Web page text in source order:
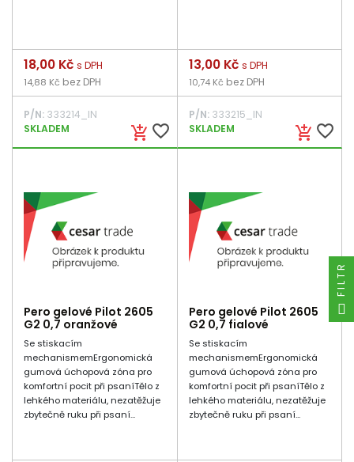
add_shopping_cart favorite_border
Cena
18,00 Kč s DPH
14,88 Kč bez DPH
P/N: 333214_IN
SKLADEM
add_shopping_cart favorite_border
Cena
13,00 Kč s DPH
10,74 Kč bez DPH
P/N:333215_IN
SKLADEM
Pero gelové Pilot 2605
G2 0,7 oranžové
Se stiskacím
mechanismemErgonomická
gumová úchopová zóna pro
komfortní pocit při psaníTělo z
lehkého materiálu, nezatěžuje
zbytečně ruku při psaní...
Pero gelové Pilot 2605
G2 0,7 fialové
Se stiskacím
mechanismemErgonomická
gumová úchopová zóna pro
komfortní pocit při psaníTělo z
lehkého materiálu, nezatěžuje
zbytečně ruku při psaní...
FILTR